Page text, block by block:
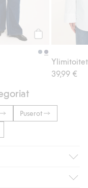
39,99 €
Puserot
toimituksen